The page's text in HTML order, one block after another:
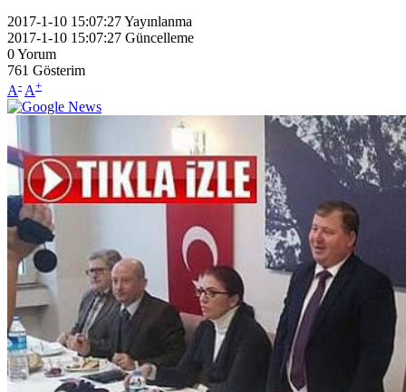
2017-1-10 15:07:27Yayınlanma
2017-1-10 15:07:27 Güncelleme
0Yorum
761 Gösterim
A- A+